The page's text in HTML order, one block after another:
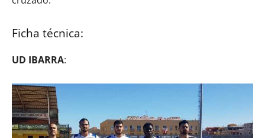
Ficha técnica:
UD IBARRA: